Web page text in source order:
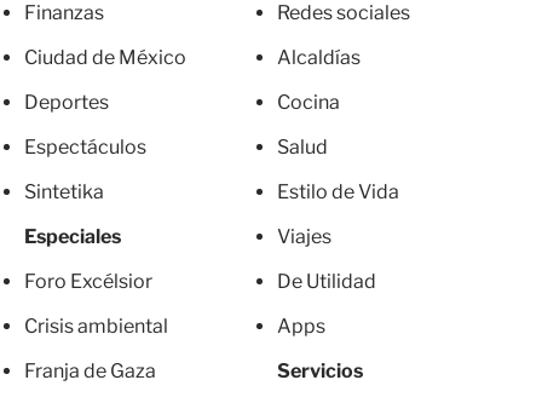
Finanzas
Ciudad de México
Deportes
Espectáculos
Sintetika
Especiales
Foro Excélsior
Crisis ambiental
Franja de Gaza
Redes sociales
Alcaldías
Cocina
Salud
Estilo de Vida
Viajes
De Utilidad
Apps
Servicios